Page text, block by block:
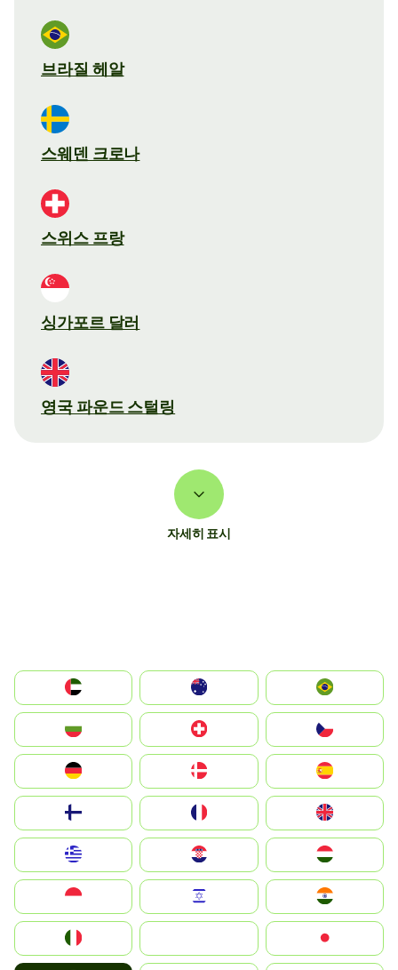
브라질 헤알
스웨덴 크로나
스위스 프랑
싱가포르 달러
영국 파운드 스털링
자세히 표시
الإمارات العربية المتحدة
Switzerland
Deutschland
United Kingdom
Magyarország